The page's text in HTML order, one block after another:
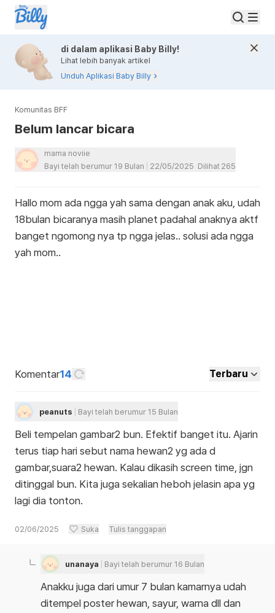
di dalam aplikasi Baby Billy!
Lihat lebih banyak artikel
Unduh Aplikasi Baby Billy
Komunitas BFF
Belum lancar bicara
mama noviie
Bayi telah berumur 19 Bulan
22/05/2025 Dilihat 265
Hallo mom ada ngga yah sama dengan anak aku, udah
18bulan bicaranya masih planet padahal anaknya aktf
banget ngomong nya tp ngga jelas.. solusi ada ngga
yah mom..
Komentar14 Terbaru
peanuts Bayi telah berumur 15 Bulan
Beli tempelan gambar2 bun. Efektif banget itu. Ajarin
terus tiap hari sebut nama hewan2 yg ada d
gambar,suara2 hewan. Kalau dikasih screen time, jgn
ditinggal bun. Kita juga sekalian heboh jelasin apa yg
lagi dia tonton.
02/06/2025 Suka Tulis tanggapan
unanaya Bayi telah berumur 16 Bulan
Anakku juga dari umur 7 bulan kamarnya udah
ditempel poster hewan, sayur, warna dll dan